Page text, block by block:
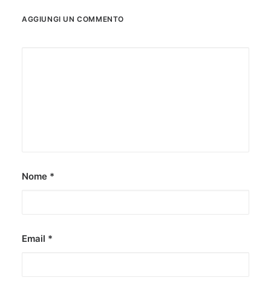
AGGIUNGI UN COMMENTO
Nome *
Email *